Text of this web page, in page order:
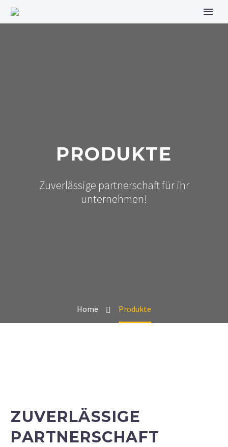
PRODUKTE
Zuverlässige partnerschaft für ihr
unternehmen!
Home Produkte
ZUVERLÄSSIGE
PARTNERSCHAFT